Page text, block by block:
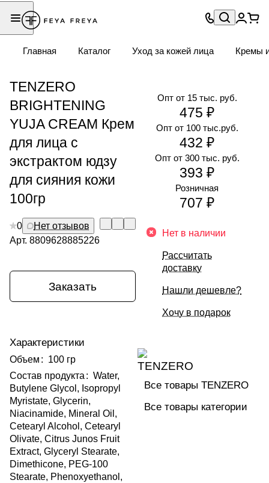
Главная Каталог Уход за кожей лица Кремы
TENZERO
BRIGHTENING
YUJA CREAM Крем
для лица с
экстрактом юдзу
для сияния кожи
100гр
0
Нет отзывов
Арт. 8809628885226
Заказать
Характеристики
Объем : 100 гр
Состав продукта : Water,
Butylene Glycol, Isopropyl
Myristate, Glycerin,
Niacinamide, Mineral Oil,
Cetearyl Alcohol, Cetearyl
Olivate, Citrus Junos Fruit
Extract, Glyceryl Stearate,
Dimethicone, PEG-100
Stearate, Phenoxyethanol,
Опт от 300 тыс. руб.
393 ₽
Опт от 15 тыс. руб.
475 ₽
Опт от 100 тыс.руб.
432 ₽
Розничная
707 ₽
Нет в наличии
Рассчитать
доставку
Нашли дешевле?
Хочу в подарок
Все товары TENZERO
Все товары категории